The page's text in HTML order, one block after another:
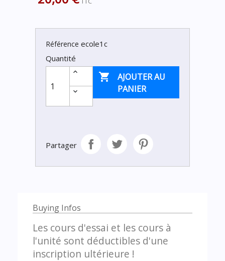
Référence ecole1c
Quantité

AJOUTER AU
PANIER
Partager
Buying Infos
Les cours d'essai et les cours à
l'unité sont déductibles d'une
inscription ultérieure !